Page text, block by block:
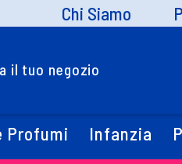
Chi Siamo
il tuo negozio
Profumi Infanzia